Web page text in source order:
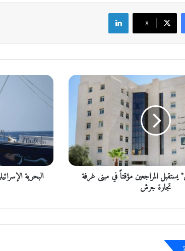
‫X
المراجعين مؤقتاً في مبنى غرفة
تجارة جرش
ا
ب
ح
ي
ة
ل
ا
البحرية